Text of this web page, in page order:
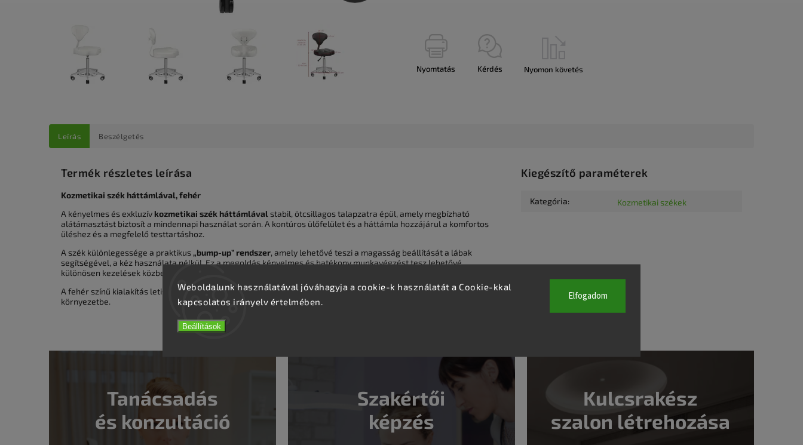
Weboldalunk használatával jóváhagyja a cookie-k használatát a Cookie-kkal
kapcsolatos irányelv értelmében.
Beállítások
Elfogadom
Nyomtatás Kérdés Nyomon követés
Leírás Beszélgetés
Termék részletes leírása
Kozmetikai szék háttámlával, fehér
A kényelmes és exkluzív kozmetikai szék háttámlával stabil, ötcsillagos talapzatra épül, amely megbízható
alátámasztást biztosít a mindennapi használat során. A kontúros ülőfelület és a háttámla hozzájárul a komfortos
üléshez és a megfelelő testtartáshoz.
A szék különlegessége a praktikus „bump-up” rendszer, amely lehetővé teszi a magasság beállítását a lábak
segítségével, a kéz használata nélkül. Ez a megoldás kényelmes és hatékony munkavégzést tesz lehetővé,
különösen kezelések közben.
A fehér színű kialakítás letisztult, professzionális megjelenést kölcsönöz, amely jól illeszkedik modern kozmetikai
környezetbe.
Kiegészítő paraméterek
Kategória: Kozmetikai székek
Tanácsadás
és konzultáció
Szakértői
képzés
Kulcsrakész
szalon létrehozása